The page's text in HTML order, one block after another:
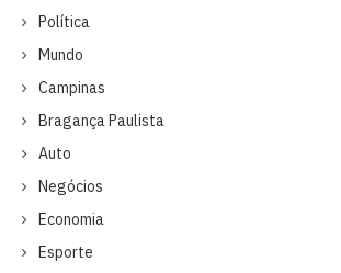
Política
Mundo
Campinas
Bragança Paulista
Auto
Negócios
Economia
Esporte